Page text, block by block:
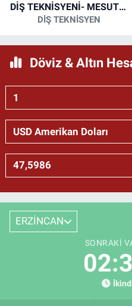
DİŞ TEKNİSYENİ- MESUT KORKMAZ
DİŞ TEKNİSYEN
Döviz & Altın
ERZİNCAN
SONRAKI